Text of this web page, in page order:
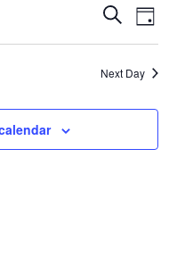
Events
SearchEvent
Views
Day
Next Day